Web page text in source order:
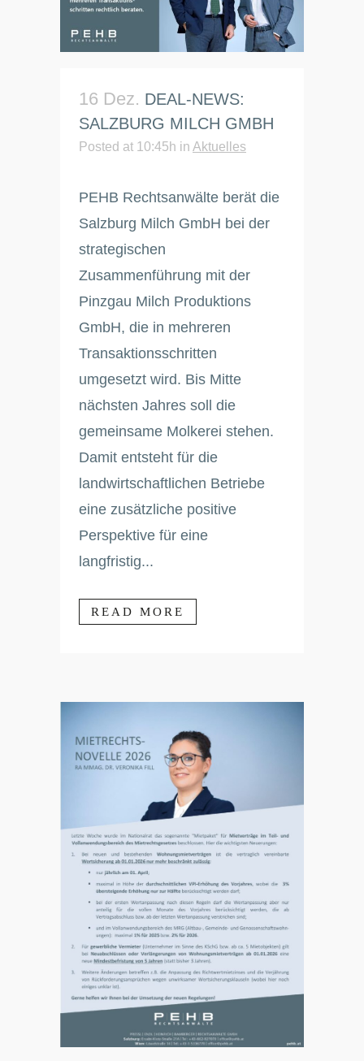
16 Dez. DEAL-NEWS:
SALZBURG MILCH GMBH
Posted at 10:45h in Aktuelles
PEHB Rechtsanwälte berät die
Salzburg Milch GmbH bei der
strategischen
Zusammenführung mit der
Pinzgau Milch Produktions
GmbH, die in mehreren
Transaktionsschritten
umgesetzt wird. Bis Mitte
nächsten Jahres soll die
gemeinsame Molkerei stehen.
Damit entsteht für die
landwirtschaftlichen Betriebe
eine zusätzliche positive
Perspektive für eine
langfristig...
READ MORE